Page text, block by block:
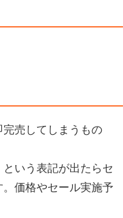
売してしまうもの
いう表記が出たらセ
価格やセール実施予